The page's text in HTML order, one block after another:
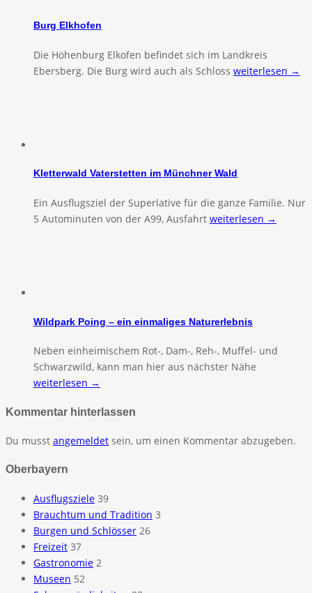
Burg Elkhofen
Die Höhenburg Elkofen befindet sich im Landkreis
Ebersberg. Die Burg wird auch als Schloss weiterlesen →
Kletterwald Vaterstetten im Münchner Wald
Ein Ausflugsziel der Superlative für die ganze Familie. Nur
5 Autominuten von der A99, Ausfahrt weiterlesen →
Wildpark Poing – ein einmaliges Naturerlebnis
Neben einheimischem Rot-, Dam-, Reh-, Muffel- und
Schwarzwild, kann man hier aus nächster Nähe
weiterlesen →
Kommentar hinterlassen
Du musst angemeldet sein, um einen Kommentar abzugeben.
Oberbayern
Ausflugsziele 39
Brauchtum und Tradition 3
Burgen und Schlösser 26
Freizeit 37
Gastronomie 2
Museen 52